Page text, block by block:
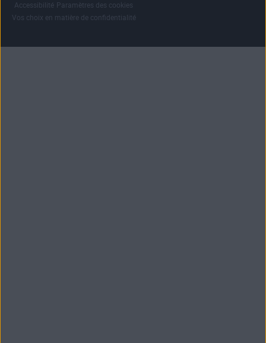
Accessibilité Paramètres des cookies
Vos choix en matière de confidentialité